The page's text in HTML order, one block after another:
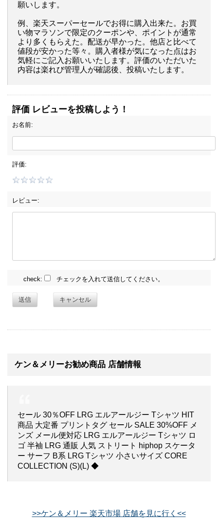
願いします。
例、楽天スーパーセールでお得に購入出来た。お買
い物マラソンで限定のクーポンや、ポイントが通常
より多くもらえた。配送が早かった。他店と比べて
値段が安かった等々。購入者様が気になった点はお
気軽にご記入お願いいたします。評価のいただいた
内容は楽れび管理人が確認後、投稿いたします。
評価 レビューを投稿しよう！
お名前:
評価:
レビュー:
check: チェックを入れて送信してください。
送信 キャンセル
ケン＆メリーお勧め商品 店舗情報
セール 30％OFF LRG エルアールジー Tシャツ HIT
商品 大定番 プリントタグ セール SALE 30%OFF メ
ンズ メール便対応 LRG エルアールジー Tシャツ ロ
ゴ 半袖 LRG 通販 人気 ストリート hiphop スケータ
ー サーフ B系 LRG Tシャツ 小さいサイズ CORE
COLLECTION (S)(L) ◆
>>ケン＆メリー 楽天市場 店舗を見に行く<<